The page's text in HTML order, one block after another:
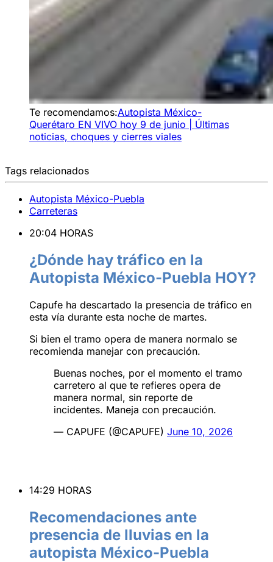
Te recomendamos:Autopista México-
Querétaro EN VIVO hoy 9 de junio | Últimas
noticias, choques y cierres viales
Tags relacionados
Autopista México-Puebla
Carreteras
20:04 HORAS
¿Dónde hay tráfico en la
Autopista México-Puebla HOY?
Capufe ha descartado la presencia de tráfico en
esta vía durante esta noche de martes.
Si bien el tramo opera de manera normalo se
recomienda manejar con precaución.
Buenas noches, por el momento el tramo
carretero al que te refieres opera de
manera normal, sin reporte de
incidentes. Maneja con precaución.
— CAPUFE (@CAPUFE) June 10, 2026
14:29 HORAS
Recomendaciones ante
presencia de lluvias en la
autopista México-Puebla